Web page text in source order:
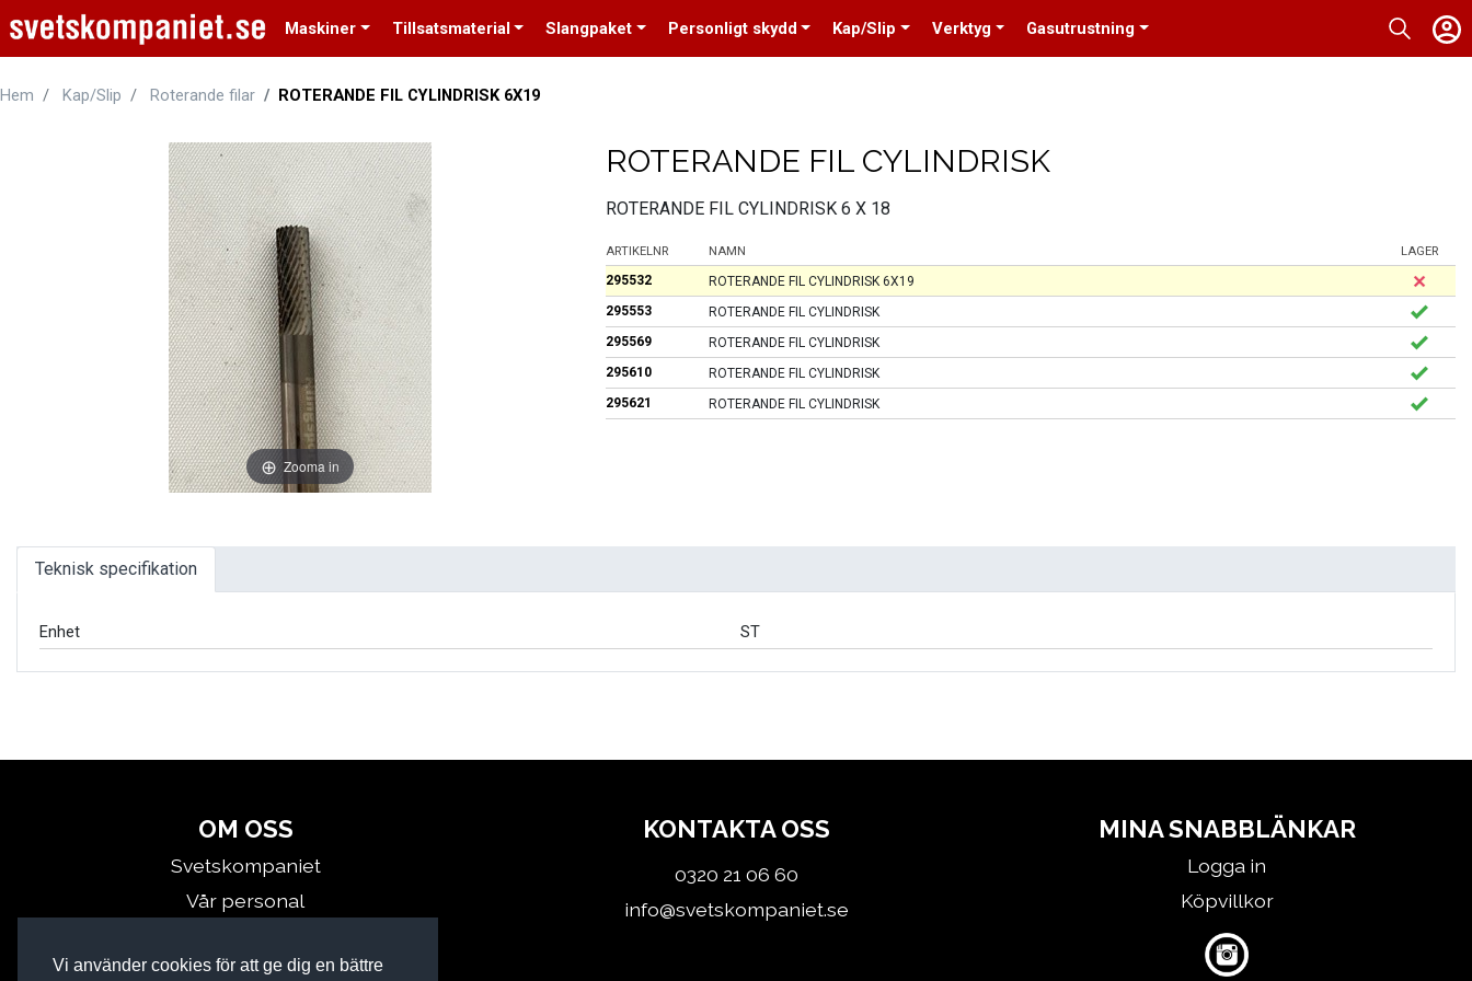
Vi använder cookies för att ge dig en bättre
Maskiner Tillsatsmaterial Slangpaket Personligt skydd Kap/Slip Verktyg Gasutrustning
Hem Kap/Slip Roterande filar ROTERANDE FIL CYLINDRISK 6X19
Zooma in
ROTERANDE FIL CYLINDRISK
ROTERANDE FIL CYLINDRISK 6 X 18
ARTIKELNR NAMN LAGER
295532
ROTERANDE FIL CYLINDRISK 6X19
295553
ROTERANDE FIL CYLINDRISK
295569
ROTERANDE FIL CYLINDRISK
295610
ROTERANDE FIL CYLINDRISK
295621
ROTERANDE FIL CYLINDRISK
Teknisk specifikation
Enhet ST
OM OSS
Svetskompaniet
Vår personal
Miljö
KONTAKTA OSS
0320 21 06 60
info@svetskompaniet.se
MINA SNABBLÄNKAR
Logga in
Köpvillkor